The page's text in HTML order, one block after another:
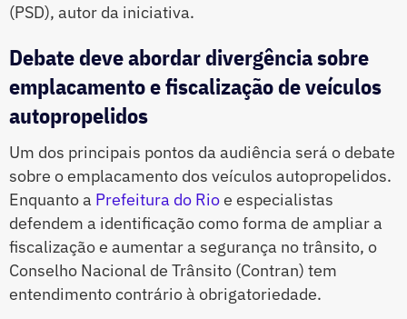
(PSD), autor da iniciativa.
Debate deve abordar divergência sobre
emplacamento e fiscalização de veículos
autopropelidos
Um dos principais pontos da audiência será o debate
sobre o emplacamento dos veículos autopropelidos.
Enquanto a Prefeitura do Rioe especialistas
defendem a identificação como forma de ampliar a
fiscalização e aumentar a segurança no trânsito, o
Conselho Nacional de Trânsito (Contran) tem
entendimento contrário à obrigatoriedade.